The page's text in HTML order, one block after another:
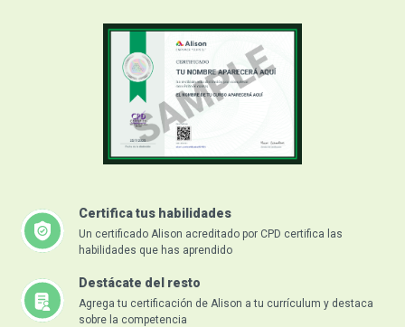
Certifica tus habilidades
Un certificado Alison acreditado por CPD certifica las
habilidades que has aprendido
Destácate del resto
Agrega tu certificación de Alison a tu currículum y destaca
sobre la competencia